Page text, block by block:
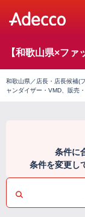
【和歌山県×フ
和歌山県／店長・店長候補(
ャンダイザー・VMD、販売
条件に
条件を変更し